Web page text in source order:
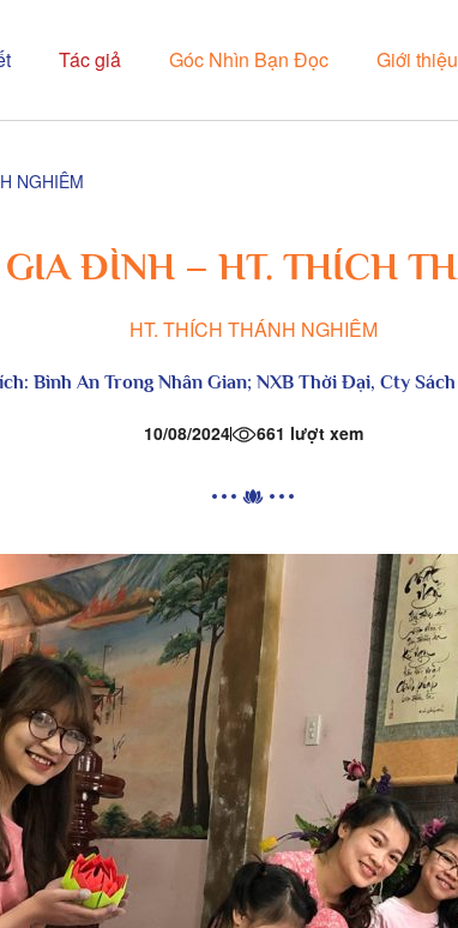
Tác giả Góc Nhìn Bạn Đọc Giới thiệu
NGHIÊM
ĐÌNH – HT. THÍCH
HT. THÍCH THÁNH NGHIÊM
Bình An Trong Nhân Gian; NXB Thời Đại, Cty
10/08/2024 661 lượt xem